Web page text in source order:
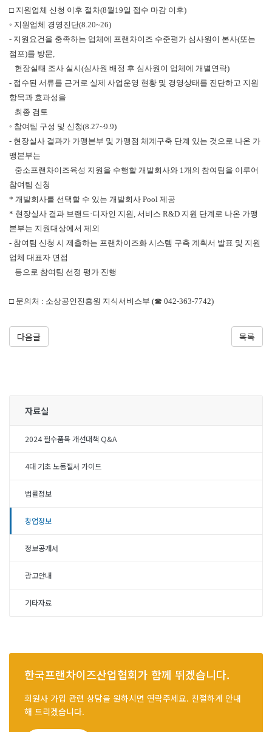
□ 지원업체 신청 이후 절차(8월19일 접수 마감 이후)
◦ 지원업체 경영진단(8.20~26)
- 지원요건을 충족하는 업체에 프랜차이즈 수준평가 심사원이 본사(또는
점포)를 방문,
현장실태 조사 실시(심사원 배정 후 심사원이 업체에 개별연락)
- 접수된 서류를 근거로 실제 사업운영 현황 및 경영상태를 진단하고 지원
항목과 효과성을
최종 검토
◦ 참여팀 구성 및 신청(8.27~9.9)
- 현장실사 결과가 가맹본부 및 가맹점 체계구축 단계 있는 것으로 나온 가
맹본부는
중소프랜차이즈육성 지원을 수행할 개발회사와 1개의 참여팀을 이루어
참여팀 신청
* 개발회사를 선택할 수 있는 개발회사 Pool 제공
* 현장실사 결과 브랜드·디자인 지원, 서비스 R&D 지원 단계로 나온 가맹
본부는 지원대상에서 제외
- 참여팀 신청 시 제출하는 프랜차이즈화 시스템 구축 계획서 발표 및 지원
업체 대표자 면접
등으로 참여팀 선정 평가 진행
□ 문의처 : 소상공인진흥원 지식서비스부 (☎ 042-363-7742)
다음글 목록
자료실
2024 필수품목 개선대책 Q&A
4대 기초 노동질서 가이드
법률정보
창업정보
정보공개서
광고안내
기타자료
한국프랜차이즈산업협회가 함께 뛰겠습니다.
회원사 가입 관련 상담을 원하시면 연락주세요. 친절하게 안내
해 드리겠습니다.